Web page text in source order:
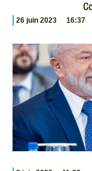
26 juin 2023 16:37